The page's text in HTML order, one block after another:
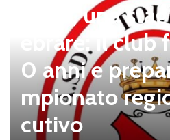
Tolfa, una
ebrare: il club
0 anni e
mpionato
cutivo